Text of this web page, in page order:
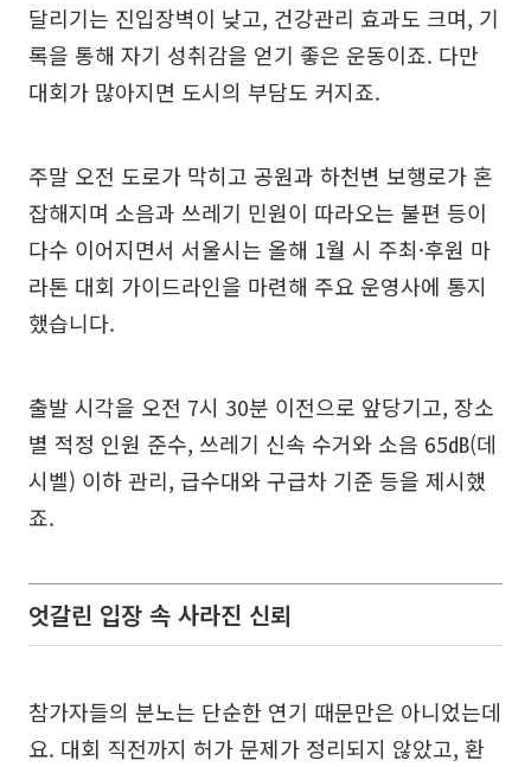
달리기는 진입장벽이 낮고, 건강관리 효과도 크며, 기
록을 통해 자기 성취감을 얻기 좋은 운동이죠. 다만
대회가 많아지면 도시의 부담도 커지죠.
주말 오전 도로가 막히고 공원과 하천변 보행로가 혼
잡해지며 소음과 쓰레기 민원이 따라오는 불편 등이
다수 이어지면서 서울시는 올해 1월 시 주최·후원 마
라톤 대회 가이드라인을 마련해 주요 운영사에 통지
했습니다.
출발 시각을 오전 7시 30분 이전으로 앞당기고, 장소
별 적정 인원 준수, 쓰레기 신속 수거와 소음 65㏈(데
시벨) 이하 관리, 급수대와 구급차 기준 등을 제시했
죠.
엇갈린 입장 속 사라진 신뢰
참가자들의 분노는 단순한 연기 때문만은 아니었는데
요. 대회 직전까지 허가 문제가 정리되지 않았고, 환